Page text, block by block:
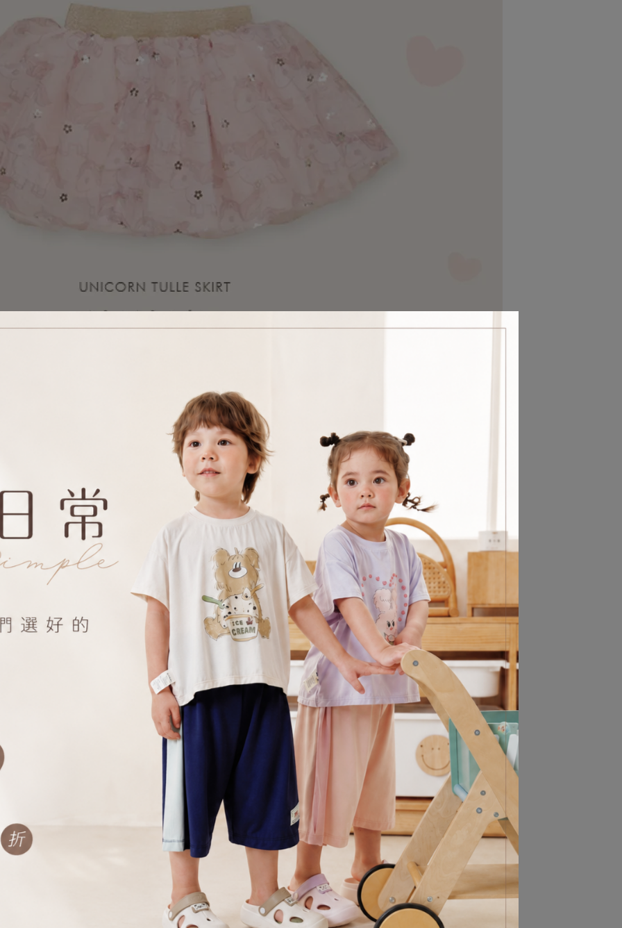
兩種女孩最愛的元素夢幻聯動
甜蜜蜜又可愛，有哪個女孩能抵抗😍
四種不同單品都是輕柔配色
百搭實用，穿搭也不容易失誤！
可愛的小獨角獸有夢幻的七彩鬃毛🌈
頭上還有一朵小花點綴🌼
連屁屁都有小蘋果裝飾呢🍎
從頭到尾都有可愛的小細節～
這系列最人氣最高的就是澎澎裙和洋裝
外層柔紗居然也是滿滿的獨角獸圖案
上面還有一朵朵燙金小花，超美🌸✨
紗質觸感柔軟不刺癢，品質很好
怕刺、怕粗硬的可以放心入手😌
上衣GOTS認證有機棉製成🌱
極親膚觸感超好穿，透氣度超高！
💟尺寸說明 (cm)